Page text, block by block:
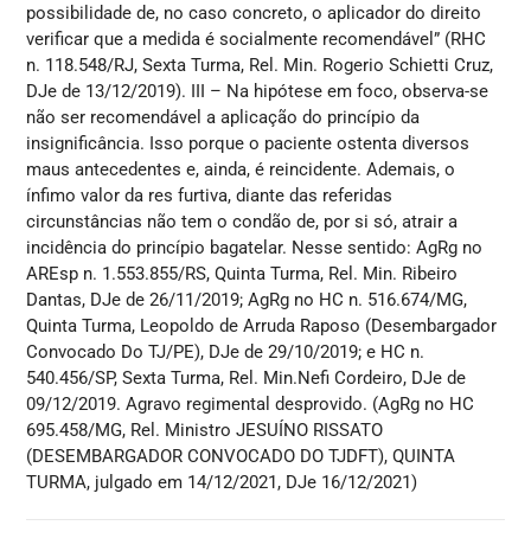
possibilidade de, no caso concreto, o aplicador do direito
verificar que a medida é socialmente recomendável” (RHC
n. 118.548/RJ, Sexta Turma, Rel. Min. Rogerio Schietti Cruz,
DJe de 13/12/2019). III – Na hipótese em foco, observa-se
não ser recomendável a aplicação do princípio da
insignificância. Isso porque o paciente ostenta diversos
maus antecedentes e, ainda, é reincidente. Ademais, o
ínfimo valor da res furtiva, diante das referidas
circunstâncias não tem o condão de, por si só, atrair a
incidência do princípio bagatelar. Nesse sentido: AgRg no
AREsp n. 1.553.855/RS, Quinta Turma, Rel. Min. Ribeiro
Dantas, DJe de 26/11/2019; AgRg no HC n. 516.674/MG,
Quinta Turma, Leopoldo de Arruda Raposo (Desembargador
Convocado Do TJ/PE), DJe de 29/10/2019; e HC n.
540.456/SP, Sexta Turma, Rel. Min.Nefi Cordeiro, DJe de
09/12/2019. Agravo regimental desprovido. (AgRg no HC
695.458/MG, Rel. Ministro JESUÍNO RISSATO
(DESEMBARGADOR CONVOCADO DO TJDFT), QUINTA
TURMA, julgado em 14/12/2021, DJe 16/12/2021)